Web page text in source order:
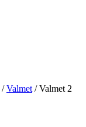
/Valmet / Valmet 2